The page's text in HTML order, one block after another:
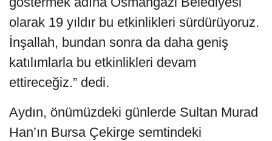
olarak 19 yıldır bu etkinlikleri sürdürüyoruz.
İnşallah, bundan sonra da daha geniş
katılımlarla bu etkinlikleri devam
ettireceğiz.” dedi.
Aydın, önümüzdeki günlerde Sultan Murad
Han’ın Bursa Çekirge semtindeki